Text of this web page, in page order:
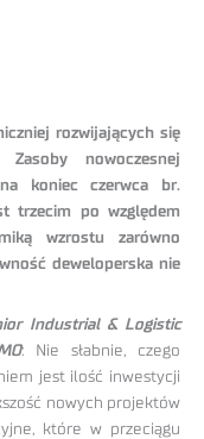
rozwijających się
nowoczesnej
koniec czerwca br.
trzecim po względem
wzrostu zarówno
deweloperska nie
Industrial & Logistic
: Nie słabnie, czego
jest ilość inwestycji
nowych projektów
które w przeciągu